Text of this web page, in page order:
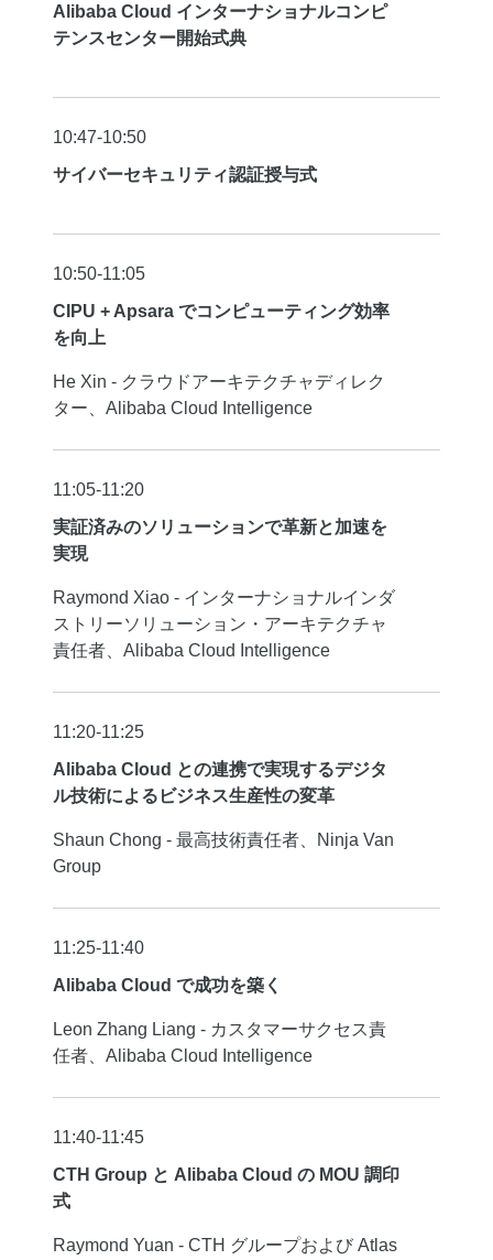
Alibaba Cloud インターナショナルコンピ
テンスセンター開始式典
10:47-10:50
サイバーセキュリティ認証授与式
10:50-11:05
CIPU + Apsara でコンピューティング効率
を向上
He Xin - クラウドアーキテクチャディレク
ター、Alibaba Cloud Intelligence
11:05-11:20
実証済みのソリューションで革新と加速を
実現
Raymond Xiao - インターナショナルインダ
ストリーソリューション・アーキテクチャ
責任者、Alibaba Cloud Intelligence
11:20-11:25
Alibaba Cloud との連携で実現するデジタ
ル技術によるビジネス生産性の変革
Shaun Chong - 最高技術責任者、Ninja Van
Group
11:25-11:40
Alibaba Cloud で成功を築く
Leon Zhang Liang - カスタマーサクセス責
任者、Alibaba Cloud Intelligence
11:40-11:45
CTH Group と Alibaba Cloud の MOU 調印
式
Raymond Yuan - CTH グループおよび Atlas